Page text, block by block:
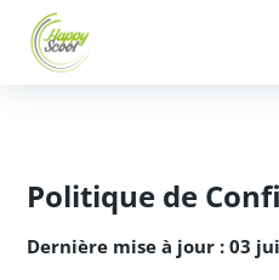
Politique de
Dernière mise à jour : 03